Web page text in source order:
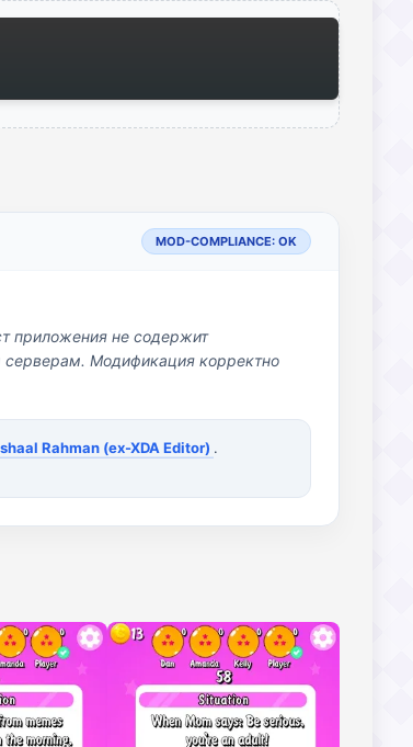
MOD-COMPLIANCE: OK
приложения не содержит
серверам. Модификация корректно
Rahman (ex-XDA Editor) .